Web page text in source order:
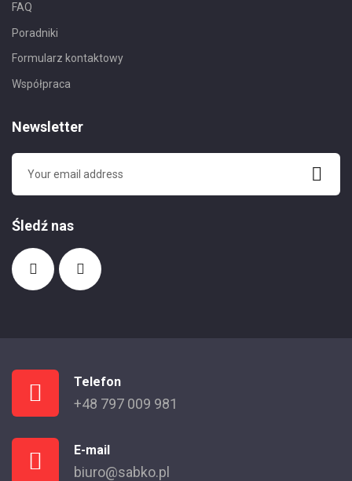
FAQ
Poradniki
Formularz kontaktowy
Współpraca
Newsletter
Śledź nas
Telefon
+48 797 009 981
E-mail
biuro@sabko.pl